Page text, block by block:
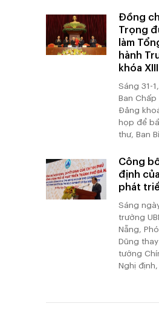
Đồng
Trọng
làm
hành
khóa XIII
Sáng 31-
Ban
Đảng
họp để
thư, Ban
Công
định
phát
Sáng
trường
Nẵng,
Dũng
tướng
Nghị định,